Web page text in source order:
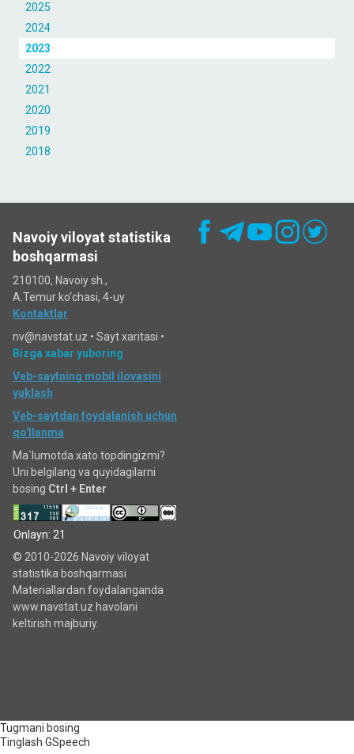
2025
2024
2023
2022
2021
2020
2019
2018
Navoiy viloyat statistika
boshqarmasi
210100, Navoiy sh.,
A.Temur ko‘chаsi, 4-uy
Kontaktlar
nv@navstat.uz • Sayt xaritasi •
Bizga xabar yuboring
Veb-saytning mobil ilovasini
yuklash
Veb-saytdan foydalanish uchun
qo'llanma
Ma`lumotda xato topdingizmi?
Uni belgilang va quyidagilarni
bosing Ctrl + Enter
Onlayn: 21
© 2010-2026 Navoiy viloyat
statistika boshqarmasi
Materiallardan foydalanganda
www.navstat.uz havolani
keltirish majburiy.
Tugmani bosing
Tinglash GSpeech